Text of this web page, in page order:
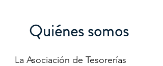
Quiénes somos
La Asociación de Tesorerías